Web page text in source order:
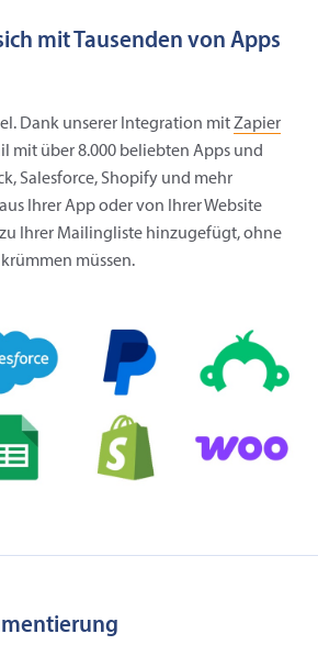
mit Tausenden von Apps
Dank unserer Integration mitZapier
mit über 8.000 beliebten Apps und
Salesforce, Shopify und mehr
Ihrer App oder von Ihrer Website
Ihrer Mailingliste hinzugefügt, ohne
müssen.